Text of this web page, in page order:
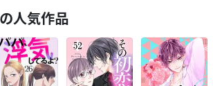
人気作品